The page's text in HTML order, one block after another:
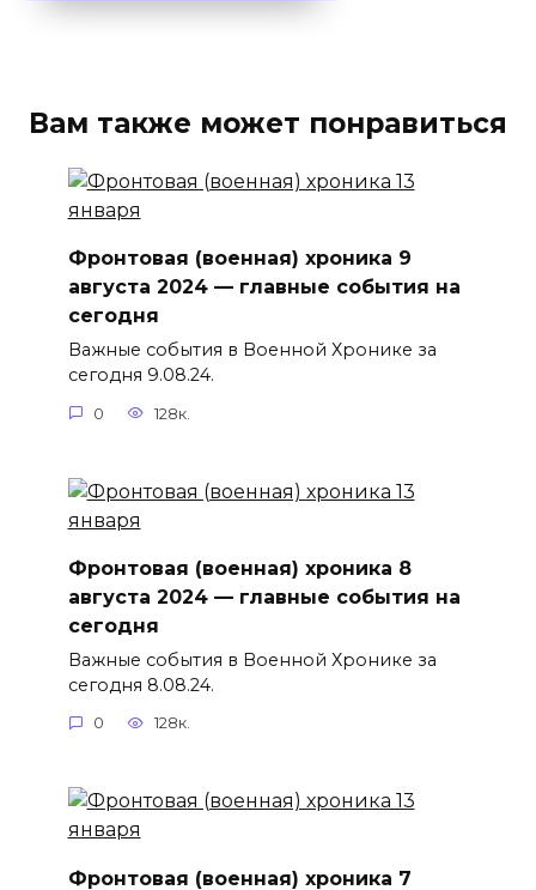
Вам также может понравиться
Фронтовая (военная) хроника 9
августа 2024 — главные события на
сегодня
Важные события в Военной Хронике за
сегодня 9.08.24.
0 128к.
Фронтовая (военная) хроника 8
августа 2024 — главные события на
сегодня
Важные события в Военной Хронике за
сегодня 8.08.24.
0 128к.
Фронтовая (военная) хроника 7